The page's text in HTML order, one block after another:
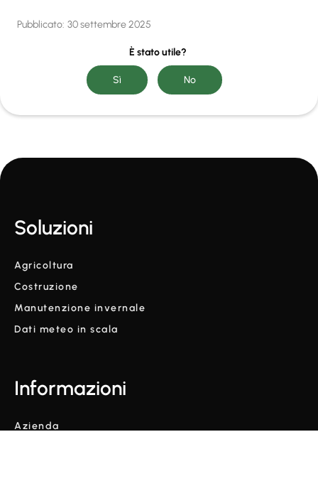
Pubblicato: 30 settembre 2025
È stato utile?
Soluzioni
Agricoltura
Costruzione
Manutenzione invernale
Dati meteo in scala
Informazioni
Azienda